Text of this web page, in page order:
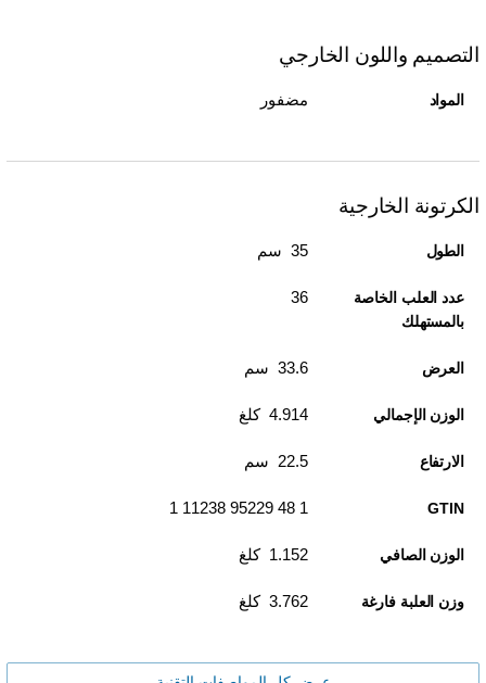
التصميم واللون الخارجي
المواد مضفور
الكرتونة الخارجية
الطول 35 سم
عدد العلب الخاصة
بالمستهلك
36
العرض 33.6 سم
الوزن الإجمالي 4.914 كلغ
الارتفاع 22.5 سم
GTIN
1 48 95229 11238 1
الوزن الصافي 1.152 كلغ
وزن العلبة فارغة 3.762 كلغ